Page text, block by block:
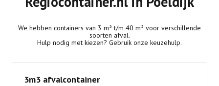
We hebben containers van 3 m³ t/m 40 m³ voor verschillende
soorten afval.
Hulp nodig met kiezen? Gebruik onze keuzehulp.
3m3 afvalcontainer